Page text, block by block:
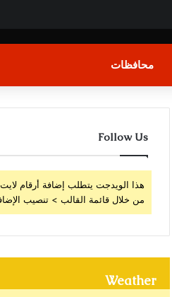
محافظات
Follow Us
هذا الويدجت يتطلب إضافة أرقام
من خلال قائمة القالب > تنصيب
Weather